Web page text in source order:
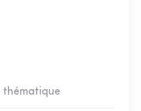
thématique